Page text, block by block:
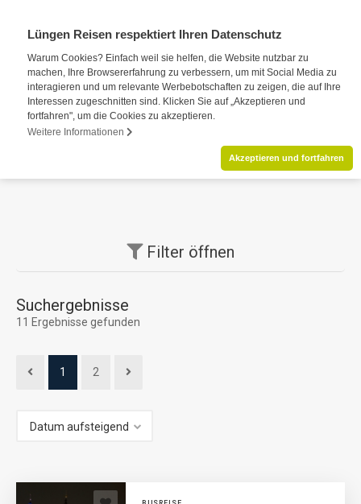
Lüngen Reisen respektiert Ihren Datenschutz
Warum Cookies? Einfach weil sie helfen, die Website nutzbar zu
machen, Ihre Browsererfahrung zu verbessern, um mit Social Media zu
interagieren und um relevante Werbebotschaften zu zeigen, die auf Ihre
Interessen zugeschnitten sind. Klicken Sie auf „Akzeptieren und
fortfahren", um die Cookies zu akzeptieren.
Weitere Informationen
Akzeptieren und fortfahren
Filter öffnen
Suchergebnisse
11 Ergebnisse gefunden
1 2